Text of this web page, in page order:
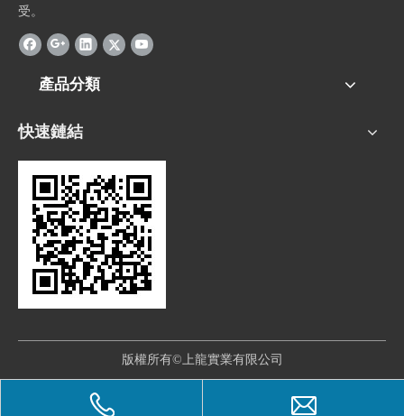
受。
產品分類
快速鏈結
版權所有©上龍實業有限公司